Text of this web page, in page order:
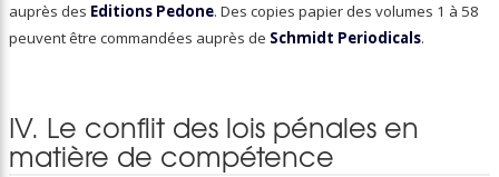
auprès des Editions Pedone. Des copies papier des volumes 1 à 58
peuvent être commandées auprès de Schmidt Periodicals.
IV. Le conflit des lois pénales en
matière de compétence